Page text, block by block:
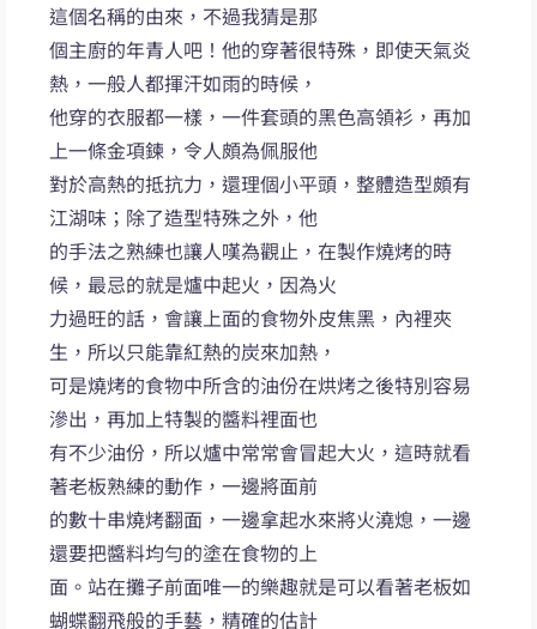
這個名稱的由來，不過我猜是那
個主廚的年青人吧！他的穿著很特殊，即使天氣炎
熱，一般人都揮汗如雨的時候，
他穿的衣服都一樣，一件套頭的黑色高領衫，再加
上一條金項鍊，令人頗為佩服他
對於高熱的抵抗力，還理個小平頭，整體造型頗有
江湖味；除了造型特殊之外，他
的手法之熟練也讓人嘆為觀止，在製作燒烤的時
候，最忌的就是爐中起火，因為火
力過旺的話，會讓上面的食物外皮焦黑，內裡夾
生，所以只能靠紅熱的炭來加熱，
可是燒烤的食物中所含的油份在烘烤之後特別容易
滲出，再加上特製的醬料裡面也
有不少油份，所以爐中常常會冒起大火，這時就看
著老板熟練的動作，一邊將面前
的數十串燒烤翻面，一邊拿起水來將火澆熄，一邊
還要把醬料均勻的塗在食物的上
面。站在攤子前面唯一的樂趣就是可以看著老板如
蝴蝶翻飛般的手藝，精確的估計